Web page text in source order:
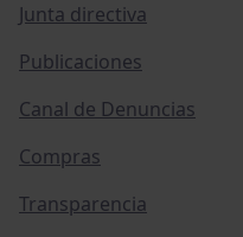
Junta directiva
Publicaciones
Canal de Denuncias
Compras
Transparencia